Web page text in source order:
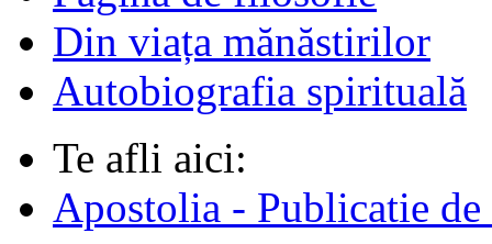
Din viața mănăstirilor
Autobiografia spirituală
Te afli aici:
Apostolia - Publicatie